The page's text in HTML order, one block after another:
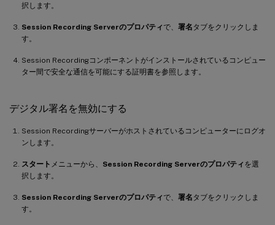
択します。
Session Recording Serverのプロパティ で、 署名タブをクリックしま
す。
Session Recordingコンポーネントがインストールされているコンピュー
ター間で安全な通信を可能にする証明書を参照します。
デジタル署名を無効にする
Session Recordingサーバーがホストされているコンピューターにログオ
ンします。
スタート メニューから、 Session Recording Serverのプロパティ を選
択します。
Session Recording Serverのプロパティ で、 署名タブをクリックしま
す。